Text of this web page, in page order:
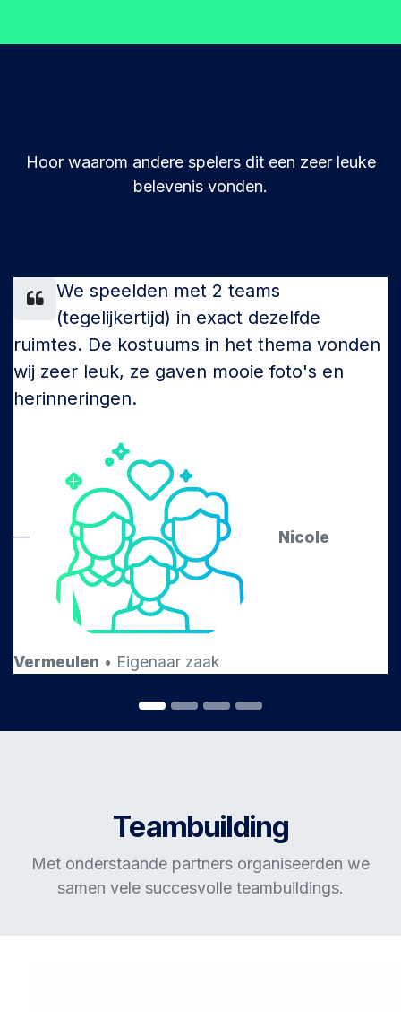
Hoor waarom andere spelers dit een zeer leuke
belevenis vonden.
We speelden met 2 teams
(tegelijkertijd) in exact dezelfde
ruimtes. De kostuums in het thema vonden
wij zeer leuk, ze gaven mooie foto's en
herinneringen.
Nicole
Vermeulen • Eigenaar zaak
Teambuilding
Met onderstaande partners organiseerden we
samen vele succesvolle teambuildings.